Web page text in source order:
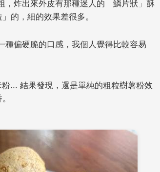
，炸出來外皮有那種迷人的「鱗片狀」酥
的，細的效果差很多。
種偏硬脆的口感，我個人覺得比較容易
... 結果發現，還是單純的粗粒樹薯粉效